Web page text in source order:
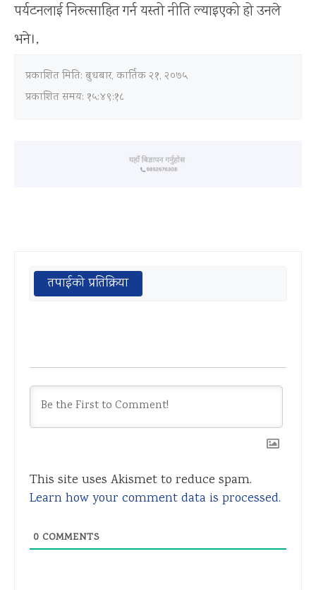
पर्यटनलाई निरुत्साहित गर्न यस्तो नीति ल्याइएको हो उनले
भने।,
प्रकाशित मिति: बुधबार, कार्तिक २१, २०७५
प्रकाशित समय: १५:४९:१८
तपाईको प्रतिक्रिया
This site uses Akismet to reduce spam.
Learn how your comment data is processed.
0 COMMENTS